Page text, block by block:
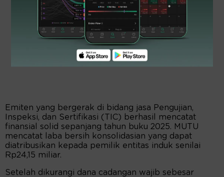
Emiten yang bergerak di bidang jasa Pengujian,
Inspeksi, dan Sertifikasi (TIC) berhasil mencatat
finansial solid sepanjang tahun buku 2025. MUTU
mencatat laba bersih konsolidasian yang dapat
diatribusikan kepada pemilik entitas induk senilai
Rp24,15 miliar.
Setelah dikurangi dana cadangan wajib sebesar